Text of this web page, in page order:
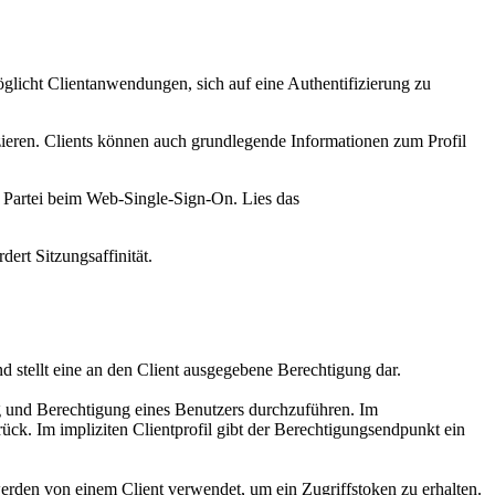
Clientanwendungen, sich auf eine Authentifizierung zu
Clients können auch grundlegende Informationen zum Profil
beim Web-Single-Sign-On. Lies das
Sitzungsaffinität.
eine an den Client ausgegebene Berechtigung dar.
Berechtigung eines Benutzers durchzuführen. Im
Im impliziten Clientprofil gibt der Berechtigungsendpunkt ein
von einem Client verwendet, um ein Zugriffstoken zu erhalten.